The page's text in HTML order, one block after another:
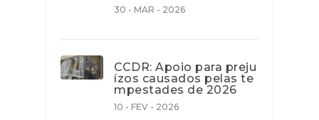
30 - MAR - 2026
CCDR: Apoio para preju
ízos causados pelas te
mpestades de 2026
10 - FEV - 2026